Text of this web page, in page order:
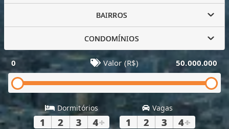
BAIRROS
CONDOMÍNIOS
0 Valor (R$) 50.000.000
Dormitórios
1 2 3 4+
Vagas
1 2 3 4+